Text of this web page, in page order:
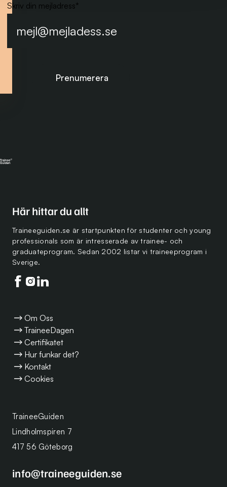
Skriv din mejladress*
Här hittar du allt
Traineeguiden.se är startpunkten för studenter och young
professionals som är intresserade av trainee- och
graduateprogram. Sedan 2002 listar vi traineeprogram i
Sverige.
Följ oss på facebook
Följ oss på instagram
Följ oss på linkedin
TraineeGuiden
Lindholmspiren 7
417 56 Göteborg
info@traineeguiden.se
Om Oss
TraineeDagen
Certifikatet
Hur funkar det?
Kontakt
Cookies